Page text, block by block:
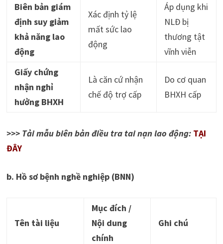
Biên bản giám
định suy giảm
khả năng lao
động
Xác định tỷ lệ
mất sức lao
động
Áp dụng khi
NLĐ bị
thương tật
vĩnh viễn
Giấy chứng
nhận nghỉ
hưởng BHXH
Là căn cứ nhận
chế độ trợ cấp
Do cơ quan
BHXH cấp
>>> Tải mẫu biên bản điều tra tai nạn lao động:TẠI
ĐÂY
b. Hồ sơ bệnh nghề nghiệp (BNN)
Tên tài liệu
Mục đích /
Nội dung
chính
Ghi chú